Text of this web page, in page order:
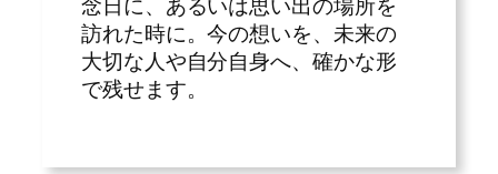
念日に、あるいは思い出の場所を
訪れた時に。今の想いを、未来の
大切な人や自分自身へ、確かな形
で残せます。